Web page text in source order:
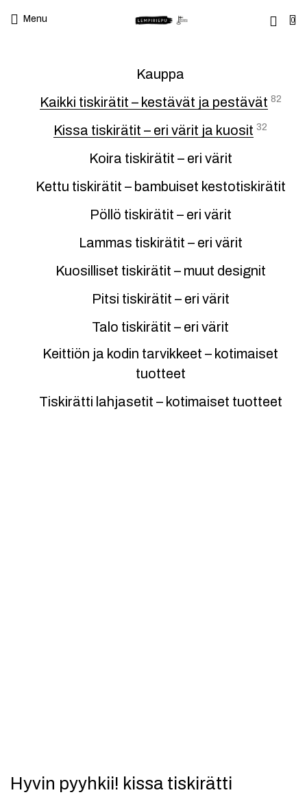
Menu 0
Kauppa
Kaikki tiskirätit – kestävät ja pestävät 82
Kissa tiskirätit – eri värit ja kuosit 32
Koira tiskirätit – eri värit
Kettu tiskirätit – bambuiset kestotiskirätit
Pöllö tiskirätit – eri värit
Lammas tiskirätit – eri värit
Kuosilliset tiskirätit – muut designit
Pitsi tiskirätit – eri värit
Talo tiskirätit – eri värit
Keittiön ja kodin tarvikkeet – kotimaiset
tuotteet
Tiskirätti lahjasetit – kotimaiset tuotteet
Hyvin pyyhkii! kissa tiskirätti